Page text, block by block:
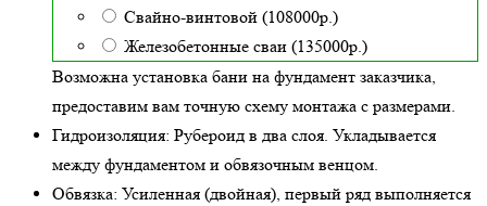
Свайно-винтовой (108000р.)
Железобетонные сваи (135000р.)
Возможна установка бани на фундамент заказчика,
предоставим вам точную схему монтажа с размерами.
Гидроизоляция: Рубероид в два слоя. Укладывается
между фундаментом и обвязочным венцом.
Обвязка: Усиленная (двойная), первый ряд выполняется